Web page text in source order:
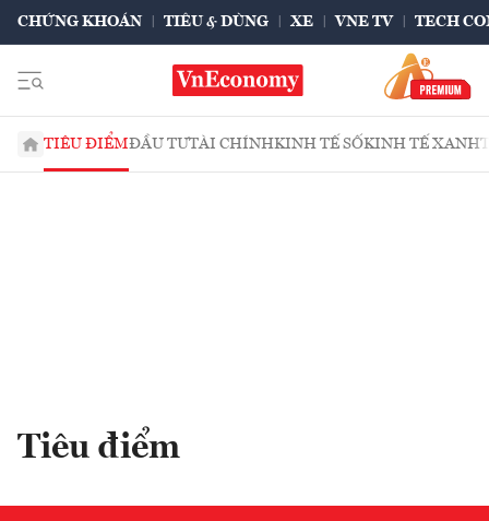
CHỨNG KHOÁN TIÊU & DÙNG XE VNE TV TECH
TIÊU ĐIỂMĐẦU TƯTÀI CHÍNHKINH TẾ SỐKINH TẾ XANH
Tiêu điểm